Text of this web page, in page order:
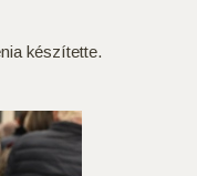
készítette.